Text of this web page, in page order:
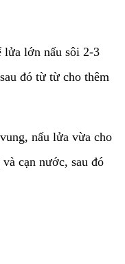
lửa lớn nấu sôi 2-3
đó từ từ cho thêm
nấu lửa vừa cho
cạn nước, sau đó